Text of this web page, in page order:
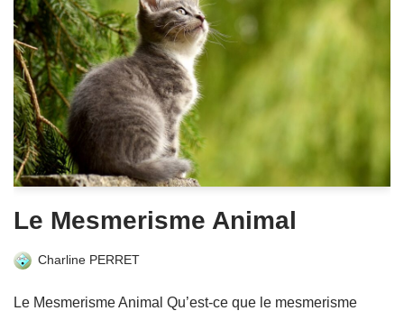
Le Mesmerisme Animal
Charline PERRET
Le Mesmerisme Animal Qu’est-ce que le mesmerisme